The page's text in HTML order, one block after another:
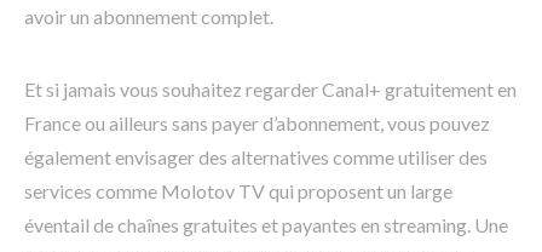
avoir un abonnement complet.
Et si jamais vous souhaitez regarder Canal+ gratuitement en
France ou ailleurs sans payer d’abonnement, vous pouvez
également envisager des alternatives comme utiliser des
services comme Molotov TV qui proposent un large
éventail de chaînes gratuites et payantes en streaming. Une